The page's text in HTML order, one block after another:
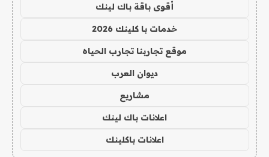
أقوى باقة باك لينك
خدمات با كلينك 2026
موقع تجاربنا تجارب الحياه
ديوان العرب
مشاريع
اعلانات باك لينك
اعلانات باكلينك